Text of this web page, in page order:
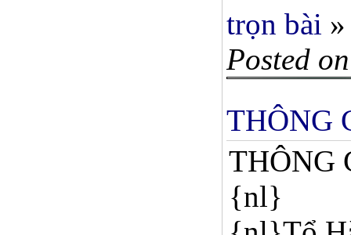
trọn bài »
Posted
THÔNG
THÔNG
{nl}